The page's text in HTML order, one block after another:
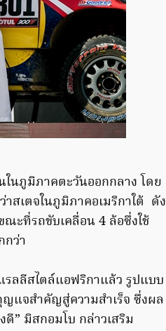
ในภูมิภาคตะวันออกกลาง โดย
สเตจในภูมิภาคอเมริกาใต้ ดัง
ะที่รถขับเคลื่อน 4 ล้อซึ่งใช้
กว่า
ลลีสไตล์แอฟริกาแล้ว รูปแบบ
แจสำคัญสู่ความสำเร็จ ซึ่งผล
” มิสกอมโบ กล่าวเสริม